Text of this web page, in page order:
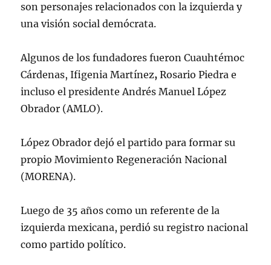
son personajes relacionados con la izquierda y
una visión social demócrata.
Algunos de los fundadores fueron Cuauhtémoc
Cárdenas, Ifigenia Martínez,Rosario Piedra e
incluso el presidente Andrés Manuel López
Obrador (AMLO).
López Obrador dejó el partido para formar su
propio Movimiento Regeneración Nacional
(MORENA).
Luego de 35 años como un referente de la
izquierda mexicana, perdió su registro nacional
como partido político.